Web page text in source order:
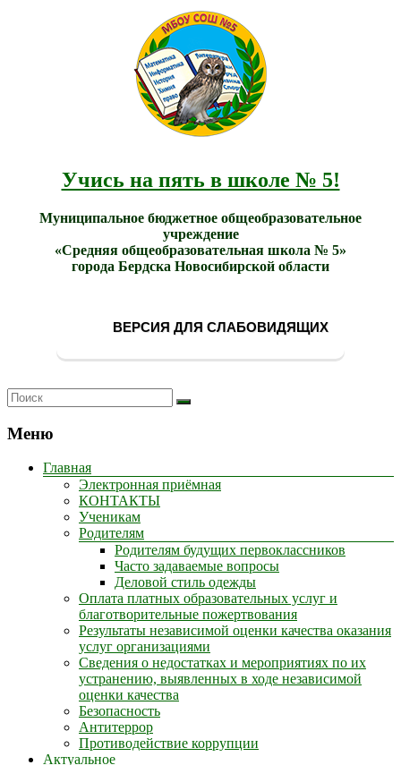
Учись на пять в школе № 5!
Муниципальное бюджетное общеобразовательное
учреждение
«Средняя общеобразовательная школа № 5»
города Бердска Новосибирской области
ВЕРСИЯ ДЛЯ СЛАБОВИДЯЩИХ
Меню
Главная
Электронная приёмная
КОНТАКТЫ
Ученикам
Родителям
Родителям будущих первоклассников
Часто задаваемые вопросы
Деловой стиль одежды
Оплата платных образовательных услуг и
благотворительные пожертвования
Результаты независимой оценки качества оказания
услуг организациями
Сведения о недостатках и мероприятиях по их
устранению, выявленных в ходе независимой
оценки качества
Безопасность
Антитеррор
Противодействие коррупции
Актуальное